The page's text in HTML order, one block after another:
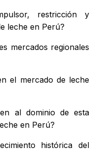
restricción y
leche en Perú?
mercados regionales
el mercado de leche
al dominio de esta
en Perú?
histórica del